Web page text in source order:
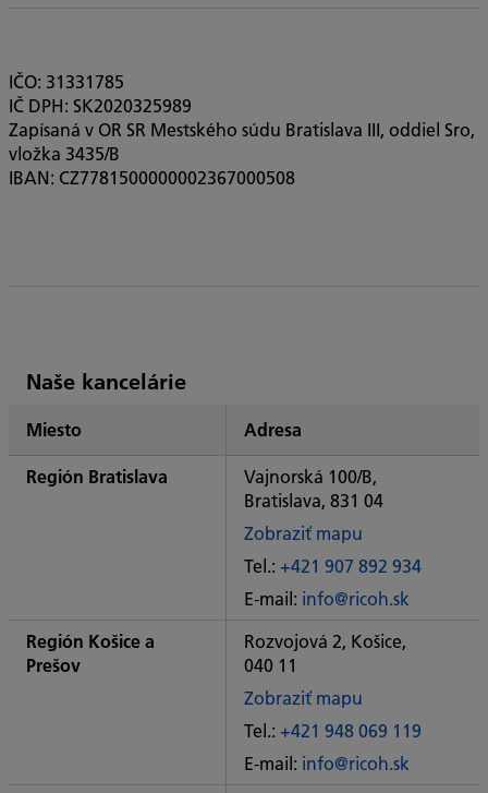
IČO: 31331785
IČ DPH: SK2020325989
Zapísaná v OR SR Mestského súdu Bratislava III, oddiel Sro,
vložka 3435/B
IBAN: CZ7781500000002367000508
Zoznam
Ricoh
Naše kancelárie
Miesto Adresa
Región Bratislava
Vajnorská 100/B,
Bratislava, 831 04
Zobraziť mapu
of
Some
City
Tel.: +421 907 892 934
E-mail: info@ricoh.sk
Región Košice a
Prešov
Rozvojová 2, Košice,
040 11
Zobraziť mapu
of
Some
City
Tel.: +421 948 069 119
E-mail: info@ricoh.sk